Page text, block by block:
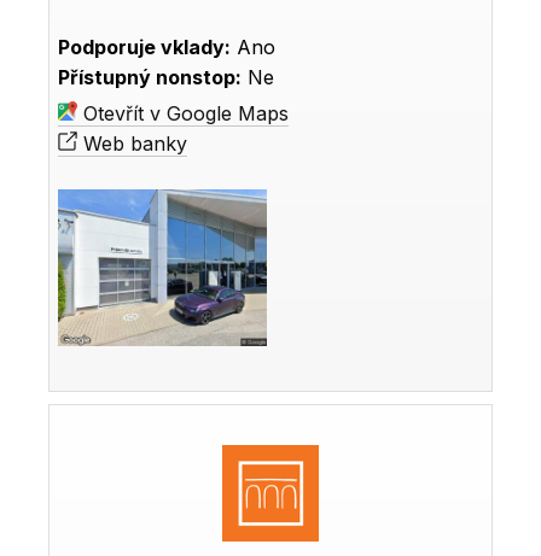
Podporuje vklady: Ano
Přístupný nonstop: Ne
Otevřít v Google Maps
Web banky